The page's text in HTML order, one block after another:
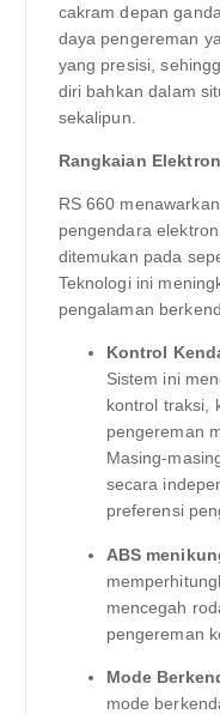
cakram depan
daya pengereman
yang presisi,
diri bahkan dalam
sekalipun.
Rangkaian
RS 660
pengendara
ditemukan pada
Teknologi ini
pengalaman
Kontrol
Sistem ini
kontrol traksi,
pengereman
Masing-
secara
preferensi
ABS
mencegah
pengereman
Mode
mode